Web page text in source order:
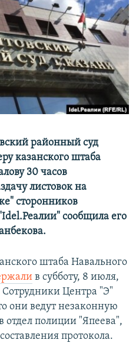
районный суд
казанского штаба
30 часов
листовок на
сторонников
сообщила его
штаба Навального
в субботу, 8 июля,
Центра "Э"
они ведут незаконную
отдел полиции "Япеева",
протокола.